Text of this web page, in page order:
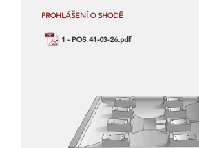
PROHLÁŠENÍ O SHODĚ
1 - POS 41-03-26.pdf